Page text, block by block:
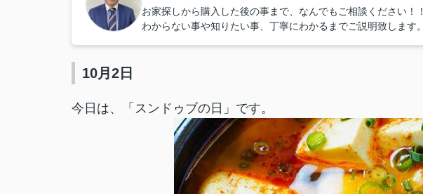
お家探しから購入した後の事まで、なんでもご相談ください！！
わからない事や知りたい事、丁寧にわかるまでご説明致します。
10月2日
今日は、「スンドゥブの日」です。